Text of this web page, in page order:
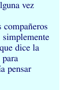
vez
simplemente
dice la
pensar